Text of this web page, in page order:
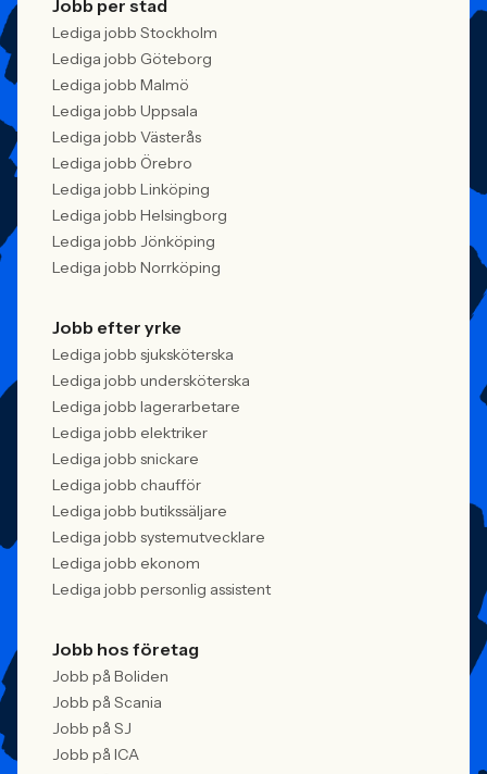
Jobb per stad
Lediga jobb Stockholm
Lediga jobb Göteborg
Lediga jobb Malmö
Lediga jobb Uppsala
Lediga jobb Västerås
Lediga jobb Örebro
Lediga jobb Linköping
Lediga jobb Helsingborg
Lediga jobb Jönköping
Lediga jobb Norrköping
Jobb efter yrke
Lediga jobb sjuksköterska
Lediga jobb undersköterska
Lediga jobb lagerarbetare
Lediga jobb elektriker
Lediga jobb snickare
Lediga jobb chaufför
Lediga jobb butikssäljare
Lediga jobb systemutvecklare
Lediga jobb ekonom
Lediga jobb personlig assistent
Jobb hos företag
Jobb på Boliden
Jobb på Scania
Jobb på SJ
Jobb på ICA